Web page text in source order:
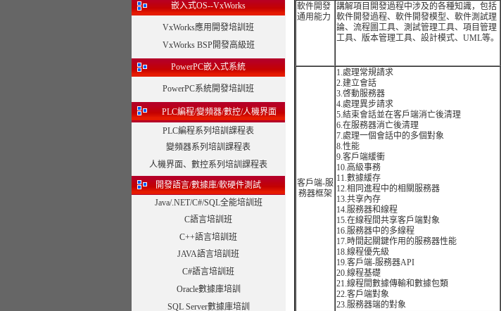
嵌入式OS--VxWorks
VxWorks應用開發培訓班
VxWorks BSP開發高級班
PowerPC嵌入式系統
PowerPC系統開發培訓班
PLC編程/變頻器/數控/人機界面
PLC編程系列培訓課程表
變頻器系列培訓課程表
人機界面、數控系列培訓課程表
開發語言/數據庫/軟硬件測試
Java/.NET/C#/SQL全能培訓班
C語言培訓班
C++語言培訓班
JAVA語言培訓班
C#語言培訓班
Oracle數據庫培訓
SQL Server數據庫培訓
軟件開發
通用能力
講解項目開發過程中涉及的各種知識，包括
軟件開發過程、軟件開發模型、軟件測試理
論、流程圖工具、測試管理工具、項目管理
工具、版本管理工具、設計模式、UML等。
客戶端-服
務器框架
1.處理常規請求
2.建立會話
3.啓動服務器
4.處理異步請求
5.結束會話並在客戶端消亡後清理
6.在服務器消亡後清理
7.處理一個會話中的多個對象
8.性能
9.客戶端緩衝
10.高級事務
11.數據緩存
12.相同進程中的相關服務器
13.共享內存
14.服務器和線程
15.在線程間共享客戶端對象
16.服務器中的多線程
17.時間起關鍵作用的服務器性能
18.線程優先級
19.客戶端-服務器API
20.線程基礎
21.線程間數據傳輸和數據包類
22.客戶端對象
23.服務器端的對象